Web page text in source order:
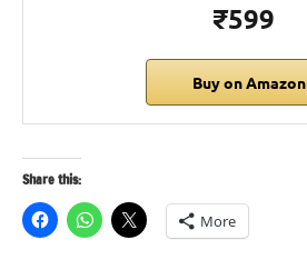
₹599
Buy on Amazon
Share this:
More